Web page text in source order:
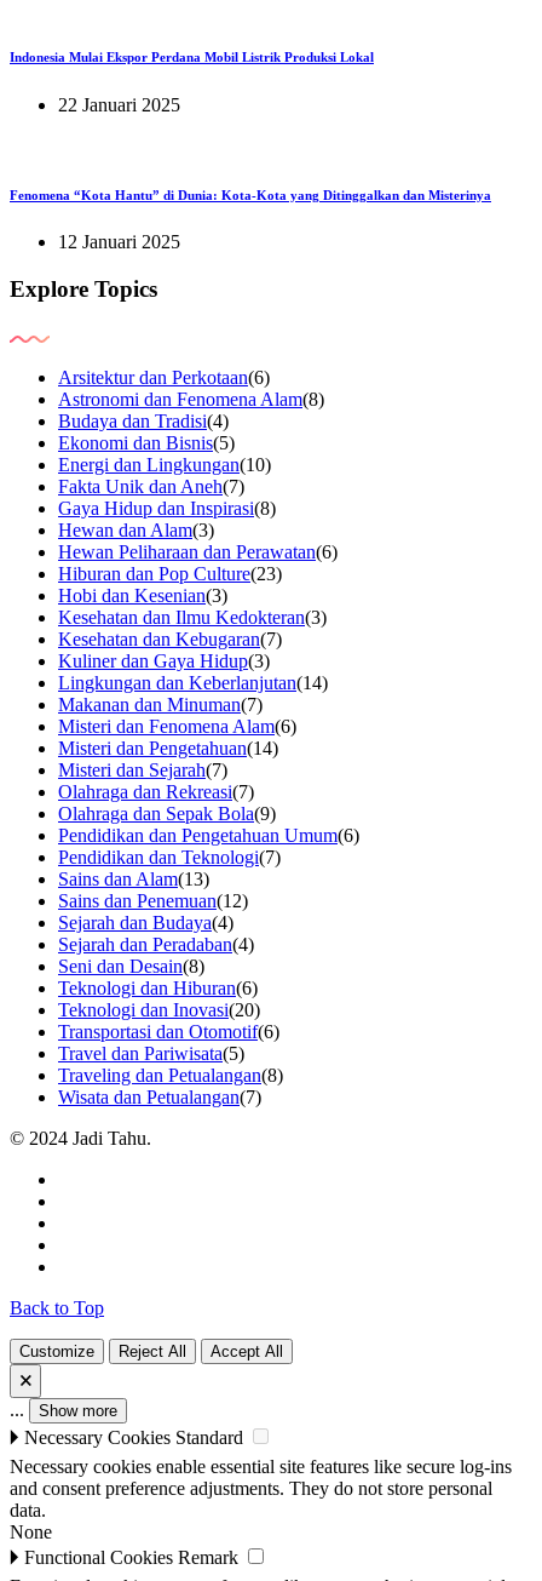
Indonesia Mulai Ekspor Perdana Mobil Listrik Produksi Lokal
22 Januari 2025
Fenomena “Kota Hantu” di Dunia: Kota-Kota yang Ditinggalkan dan Misterinya
12 Januari 2025
Explore Topics
Arsitektur dan Perkotaan(6)
Astronomi dan Fenomena Alam(8)
Budaya dan Tradisi(4)
Ekonomi dan Bisnis(5)
Energi dan Lingkungan(10)
Fakta Unik dan Aneh(7)
Gaya Hidup dan Inspirasi(8)
Hewan dan Alam(3)
Hewan Peliharaan dan Perawatan(6)
Hiburan dan Pop Culture(23)
Hobi dan Kesenian(3)
Kesehatan dan Ilmu Kedokteran(3)
Kesehatan dan Kebugaran(7)
Kuliner dan Gaya Hidup(3)
Lingkungan dan Keberlanjutan(14)
Makanan dan Minuman(7)
Misteri dan Fenomena Alam(6)
Misteri dan Pengetahuan(14)
Misteri dan Sejarah(7)
Olahraga dan Rekreasi(7)
Olahraga dan Sepak Bola(9)
Pendidikan dan Pengetahuan Umum(6)
Pendidikan dan Teknologi(7)
Sains dan Alam(13)
Sains dan Penemuan(12)
Sejarah dan Budaya(4)
Sejarah dan Peradaban(4)
Seni dan Desain(8)
Teknologi dan Hiburan(6)
Teknologi dan Inovasi(20)
Transportasi dan Otomotif(6)
Travel dan Pariwisata(5)
Traveling dan Petualangan(8)
Wisata dan Petualangan(7)
© 2024 Jadi Tahu.
Back to Top
Customize Reject All
Accept All
🗙
... Show more
🞂 Necessary Cookies Standard
Necessary cookies enable essential site features like secure log-ins
and consent preference adjustments. They do not store personal
data.
None
🞂 Functional Cookies Remark